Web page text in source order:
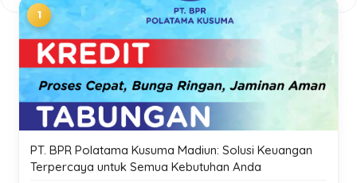
PT. BPR Polatama Kusuma Madiun: Solusi Keuangan
Terpercaya untuk Semua Kebutuhan Anda